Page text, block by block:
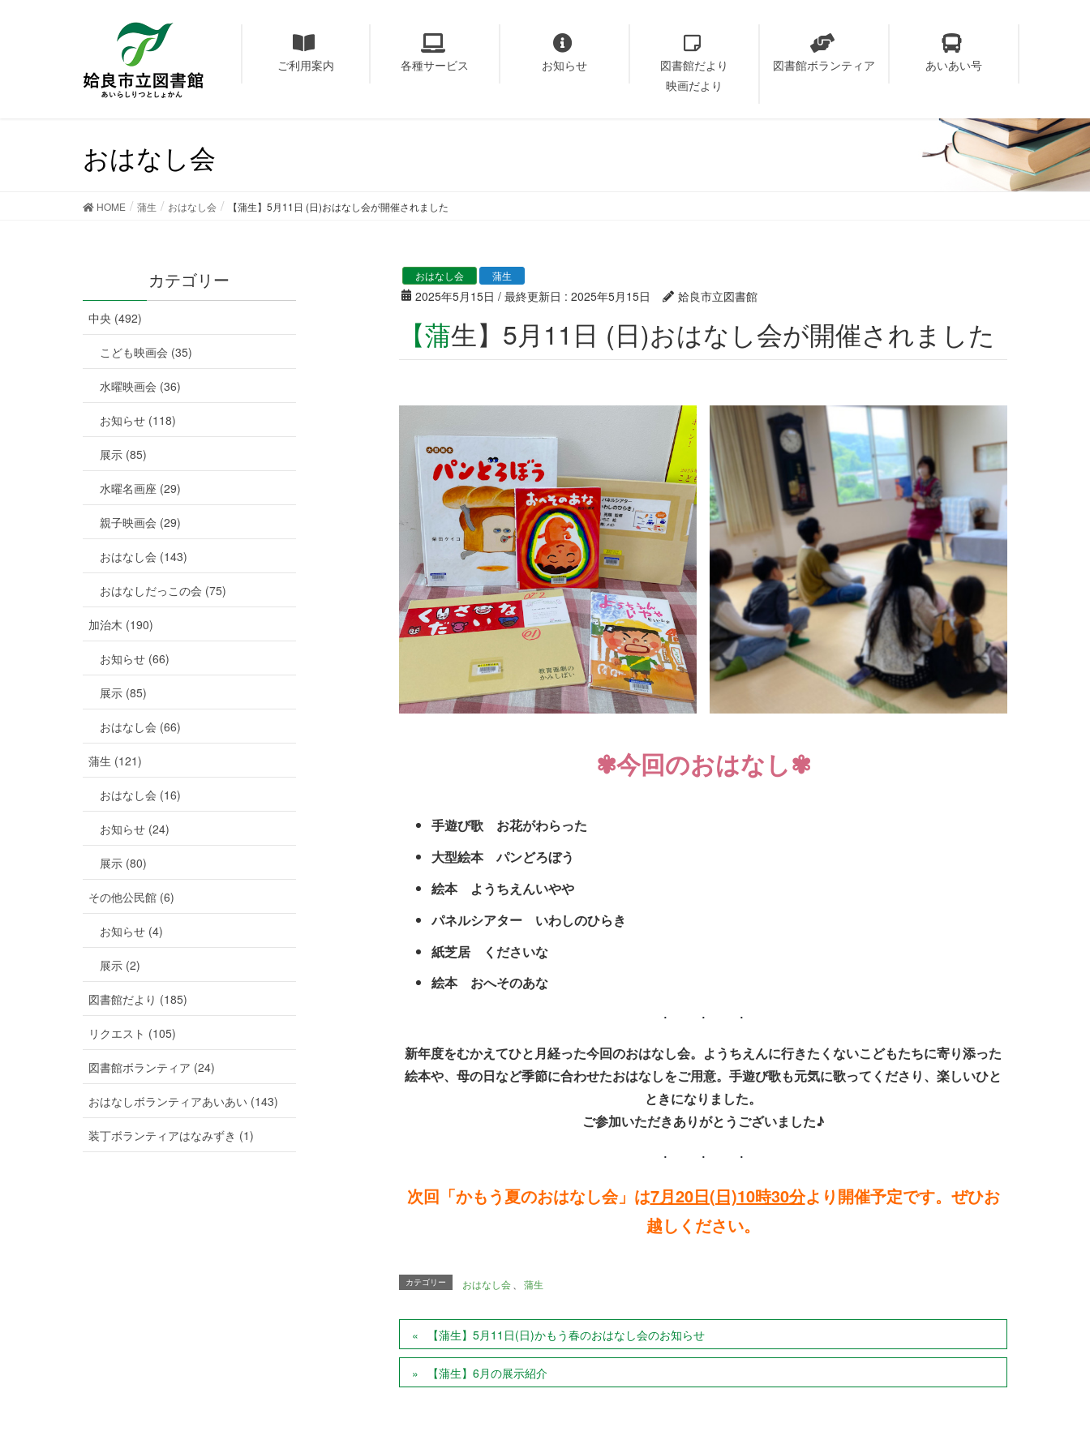
ご利用案内 各種サービス お知らせ
図書館だより
映画だより
図書館ボランティア あいあい号
おはなし会
HOME 蒲生 おはなし会 【蒲生】5月11日 (日)おはなし会が開催されました
おはなし会 蒲生
2025年5月15日 / 最終更新日 : 2025年5月15日 姶良市立図書館
【蒲生】5月11日 (日)おはなし会が開催されました
✾今回のおはなし✾
手遊び歌 お花がわらった
大型絵本 パンどろぼう
絵本 ようちえんいやや
パネルシアター いわしのひらき
紙芝居 くださいな
絵本 おへそのあな
新年度をむかえてひと月経った今回のおはなし会。ようちえんに行きたくないこどもたちに寄り添った
絵本や、母の日など季節に合わせたおはなしをご用意。手遊び歌も元気に歌ってくださり、楽しいひと
ときになりました。
ご参加いただきありがとうございました♪
次回「かもう夏のおはなし会」は7月20日(日)10時30分より開催予定です。ぜひお
越しください。
カテゴリー おはなし会 蒲生
【蒲生】5月11日(日)かもう春のおはなし会のお知らせ
【蒲生】6月の展示紹介
カテゴリー
中央 (492)
こども映画会 (35)
水曜映画会 (36)
お知らせ (118)
展示 (85)
水曜名画座 (29)
親子映画会 (29)
おはなし会 (143)
おはなしだっこの会 (75)
加治木 (190)
お知らせ (66)
展示 (85)
おはなし会 (66)
蒲生 (121)
おはなし会 (16)
お知らせ (24)
展示 (80)
その他公民館 (6)
お知らせ (4)
展示 (2)
図書館だより (185)
リクエスト (105)
図書館ボランティア (24)
おはなしボランティアあいあい (143)
装丁ボランティアはなみずき (1)